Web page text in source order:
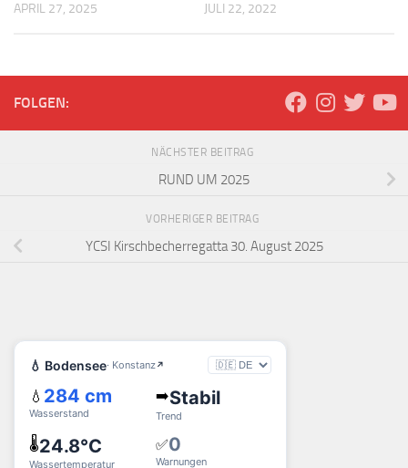
APRIL 27, 2025 JULI 22, 2022
FOLGEN:
NÄCHSTER BEITRAG
RUND UM 2025
VORHERIGER BEITRAG
YCSI Kirschbecherregatta 30. August 2025